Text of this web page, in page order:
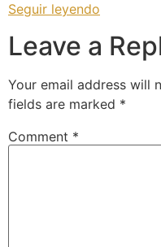
Seguir leyendo
Leave a
Your email address will
fields are marked *
Comment *